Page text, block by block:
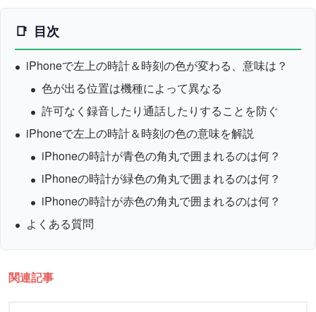
目次
iPhoneで左上の時計＆時刻の色が変わる、意味は？
色が出る位置は機種によって異なる
許可なく録音したり通話したりすることを防ぐ
iPhoneで左上の時計＆時刻の色の意味を解説
iPhoneの時計が青色の角丸で囲まれるのは何？
iPhoneの時計が緑色の角丸で囲まれるのは何？
iPhoneの時計が赤色の角丸で囲まれるのは何？
よくある質問
関連記事